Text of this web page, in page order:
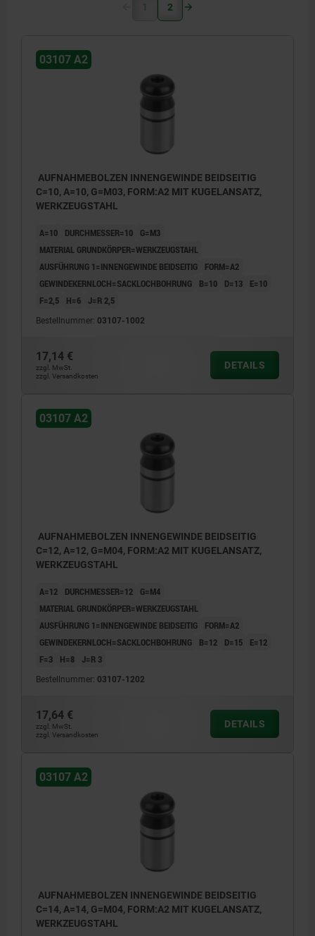
Sacklochbohrung
Sacklochbohrung
A3) Innengewinde beidseitig mit
1 2
03107 A2
AUFNAHMEBOLZEN INNENGEWINDE BEIDSEITIG
C=10, A=10, G=M03, FORM:A2 MIT KUGELANSATZ,
WERKZEUGSTAHL
A=10 DURCHMESSER=10
G=M3
MATERIAL GRUNDKÖRPER=WERKZEUGSTAHL
AUSFÜHRUNG 1=INNENGEWINDE BEIDSEITIG
FORM=A2
GEWINDEKERNLOCH=SACKLOCHBOHRUNG
B=10 D=13
E=10
F=2,5
H=6 J=R 2,5
Bestellnummer: 03107-1002
17,14 €
zzgl. MwSt.
zzgl. Versandkosten
DETAILS
03107 A2
AUFNAHMEBOLZEN INNENGEWINDE BEIDSEITIG
C=12, A=12, G=M04, FORM:A2 MIT KUGELANSATZ,
WERKZEUGSTAHL
A=12 DURCHMESSER=12
G=M4
MATERIAL GRUNDKÖRPER=WERKZEUGSTAHL
AUSFÜHRUNG 1=INNENGEWINDE BEIDSEITIG
FORM=A2
GEWINDEKERNLOCH=SACKLOCHBOHRUNG
B=12 D=15
E=12
F=3
H=8 J=R 3
Bestellnummer: 03107-1202
17,64 €
zzgl. MwSt.
zzgl. Versandkosten
DETAILS
03107 A2
AUFNAHMEBOLZEN INNENGEWINDE BEIDSEITIG
C=14, A=14, G=M04, FORM:A2 MIT KUGELANSATZ,
WERKZEUGSTAHL